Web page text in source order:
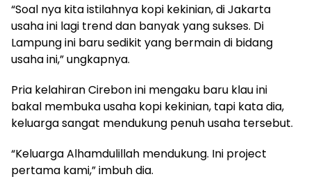
“Soal nya kita istilahnya kopi kekinian, di Jakarta
usaha ini lagi trend dan banyak yang sukses. Di
Lampung ini baru sedikit yang bermain di bidang
usaha ini,” ungkapnya.
Pria kelahiran Cirebon ini mengaku baru klau ini
bakal membuka usaha kopi kekinian, tapi kata dia,
keluarga sangat mendukung penuh usaha tersebut.
“Keluarga Alhamdulillah mendukung. Ini project
pertama kami,” imbuh dia.